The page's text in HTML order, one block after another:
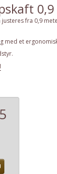
fra 0,9
med et